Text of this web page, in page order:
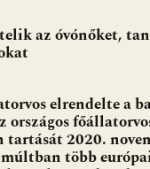
di
t
l m
az óvónőket,
elrendelte a
országos
2020.
több